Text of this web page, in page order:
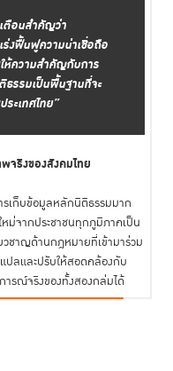
ตือนสำคัญว่า
ร่งฟื้นฟูความน่าเชื่อถือ
ห้ความสำคัญกับการ
ธรรมเป็นพื้นฐานที่จะ
ะเทศไทย”
ริงของสังคมไทย
เก็บข้อมูลหลักนิติธรรมมาก
ม่จากประชาชนทุกภูมิภาคเป็น
ชาญด้านกฎหมายที่เข้ามาร่วม
ปลและปรับให้สอดคล้องกับ
ารณ์จริงของทั้งสองกล่มได้
เทคนิคระหว่าง TIJ และ WJP
ะท้อนสถานการณ์ได้อย่าง